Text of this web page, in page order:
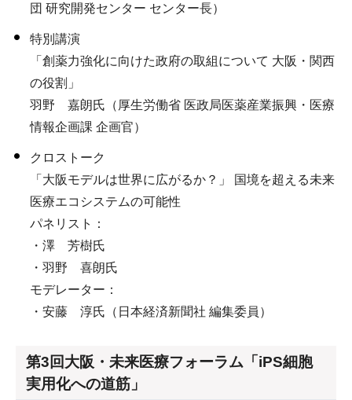
団 研究開発センター センター長）
特別講演
「創薬力強化に向けた政府の取組について 大阪・関西
の役割」
羽野 嘉朗氏（厚生労働省 医政局医薬産業振興・医療
情報企画課 企画官）
クロストーク
「大阪モデルは世界に広がるか？」 国境を超える未来
医療エコシステムの可能性
パネリスト：
・澤 芳樹氏
・羽野 喜朗氏
モデレーター：
・安藤 淳氏（日本経済新聞社 編集委員）
第3回大阪・未来医療フォーラム「iPS細胞
実用化への道筋」